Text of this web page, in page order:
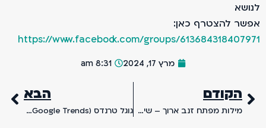
לנושא.
אפשר להצטרף כאן:
https://www.facebook.com/groups/613684318407971
מרץ 17, 2024 8:31 am
הקודם
מילות מפתח זנב ארוך – שימוש בביטויי זנב ארוך (Longtails) ב-SEO
הבא
גוגל טרנדס (Google Trends) – השוואת אופי חיפושי הגולשים